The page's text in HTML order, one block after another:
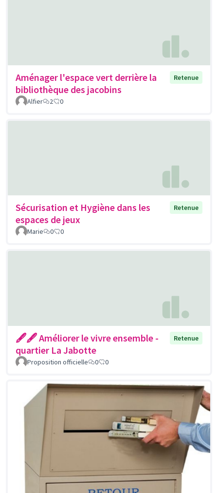
Aménager l'espace vert derrière la
bibliothèque des jacobins
Retenue
Alfier 2 0
Sécurisation et Hygiène dans les
espaces de jeux
Retenue
Marie 0 0
🖋🖋 Améliorer le vivre ensemble -
quartier La Jabotte
Retenue
Proposition officielle 0 0